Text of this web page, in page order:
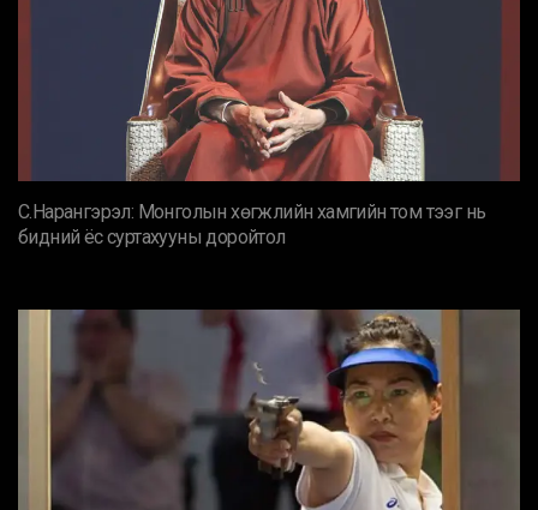
С.Нарангэрэл: Монголын хөгжлийн хамгийн том тээг нь
бидний ёс суртахууны доройтол